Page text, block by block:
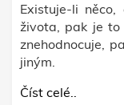
Existuje-li
života, pak je to
znehodnocuje,
jiným.
Číst celé..